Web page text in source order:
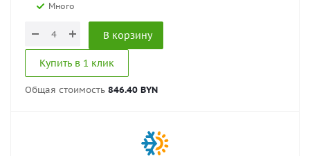
Много
В корзину
Купить в 1 клик
Общая стоимость 846.40 BYN